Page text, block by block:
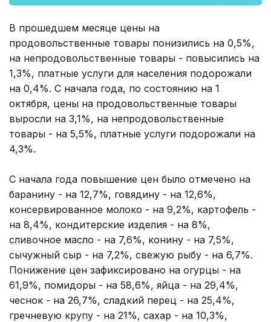
В прошедшем месяце цены на
продовольственные товары понизились на 0,5%,
на непродовольственные товары - повысились на
1,3%, платные услуги для населения подорожали
на 0,4%. С начала года, по состоянию на 1
октября, цены на продовольственные товары
выросли на 3,1%, на непродовольственные
товары - на 5,5%, платные услуги подорожали на
4,3%.
С начала года повышение цен было отмечено на
баранину - на 12,7%, говядину - на 12,6%,
консервированное молоко - на 9,2%, картофель -
на 8,4%, кондитерские изделия - на 8%,
сливочное масло - на 7,6%, конину - на 7,5%,
сычужный сыр - на 7,2%, свежую рыбу - на 6,7%.
Понижение цен зафиксировано на огурцы - на
61,9%, помидоры - на 58,6%, яйца - на 29,4%,
чеснок - на 26,7%, сладкий перец - на 25,4%,
гречневую крупу - на 21%, сахар - на 10,3%,